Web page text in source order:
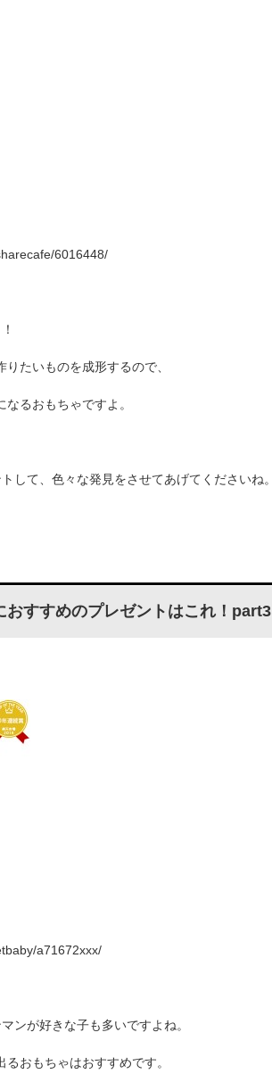
6016448/
たいものを成形するので、
なるおもちゃですよ。
して、色々な発見をさせてあげてくださいね。
おすすめのプレゼントはこれ！part3
a71672xxx/
ンが好きな子も多いですよね。
るおもちゃはおすすめです。